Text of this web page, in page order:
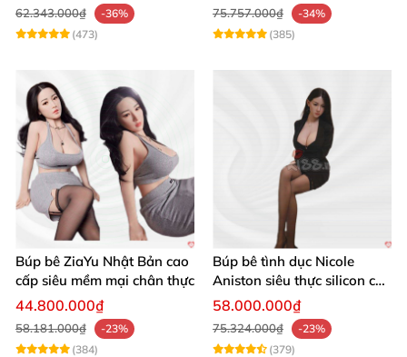
62.343.000₫
-36%
(473)
75.757.000₫
-34%
(385)
Búp bê ZiaYu Nhật Bản cao
cấp siêu mềm mại chân thực
44.800.000₫
58.181.000₫
-23%
(384)
Búp bê tình dục Nicole
Aniston siêu thực silicon cao
cấp giá tốt
58.000.000₫
75.324.000₫
-23%
(379)